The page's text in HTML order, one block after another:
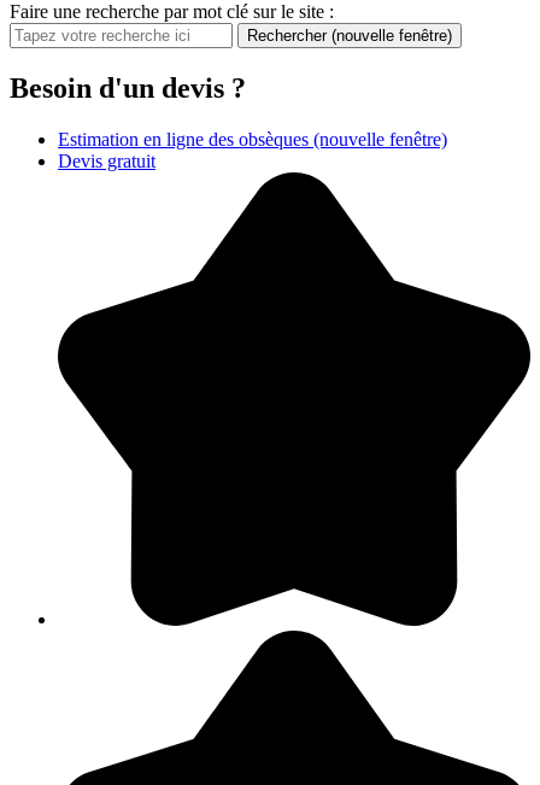
Faire une recherche par mot clé sur le site :
Rechercher (nouvelle fenêtre)
Besoin d'un devis ?
Estimation en ligne des obsèques (nouvelle fenêtre)
Devis gratuit